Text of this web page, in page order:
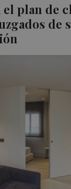
plan de
de